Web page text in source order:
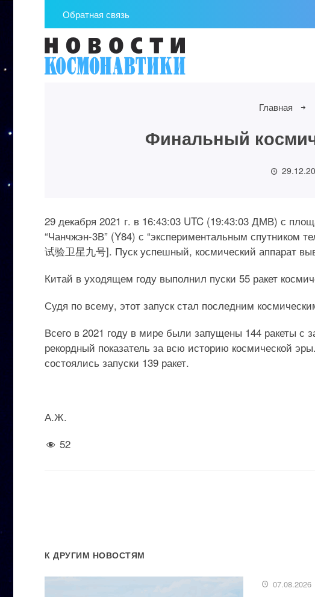
Обратная связь
Главная
Финальный
29 декабря 2021 г. в 16:43:03 UTC (19:43:03 ДМВ) с
“Чанчжэн-3В” (Y84) с “экспериментальным спутником
试验卫星九号]. Пуск успешный, космический аппарат
Китай в уходящем году выполнил пуски 55 ракет
Судя по всему, этот запуск стал последним
Всего в 2021 году в мире были запущены 144 ракеты с
рекордный показатель за всю историю космической
состоялись запуски 139 ракет.
А.Ж.
52
К ДРУГИМ НОВОСТЯМ
07.08.2026